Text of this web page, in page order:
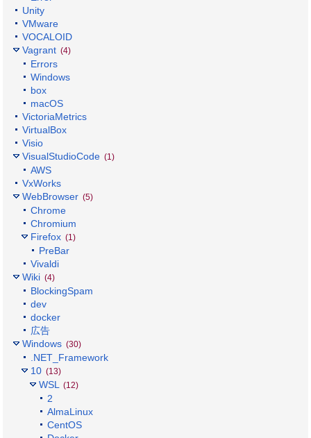
Unity
VMware
VOCALOID
Vagrant (4)
Errors
Windows
box
macOS
VictoriaMetrics
VirtualBox
Visio
VisualStudioCode (1)
AWS
VxWorks
WebBrowser (5)
Chrome
Chromium
Firefox (1)
PreBar
Vivaldi
Wiki (4)
BlockingSpam
dev
docker
広告
Windows (30)
.NET_Framework
10 (13)
WSL (12)
2
AlmaLinux
CentOS